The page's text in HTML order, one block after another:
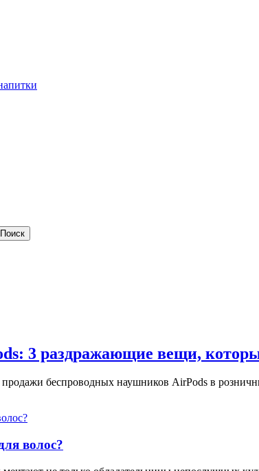
3 раздражающие вещи,
беспроводных наушников AirPods в
волос?